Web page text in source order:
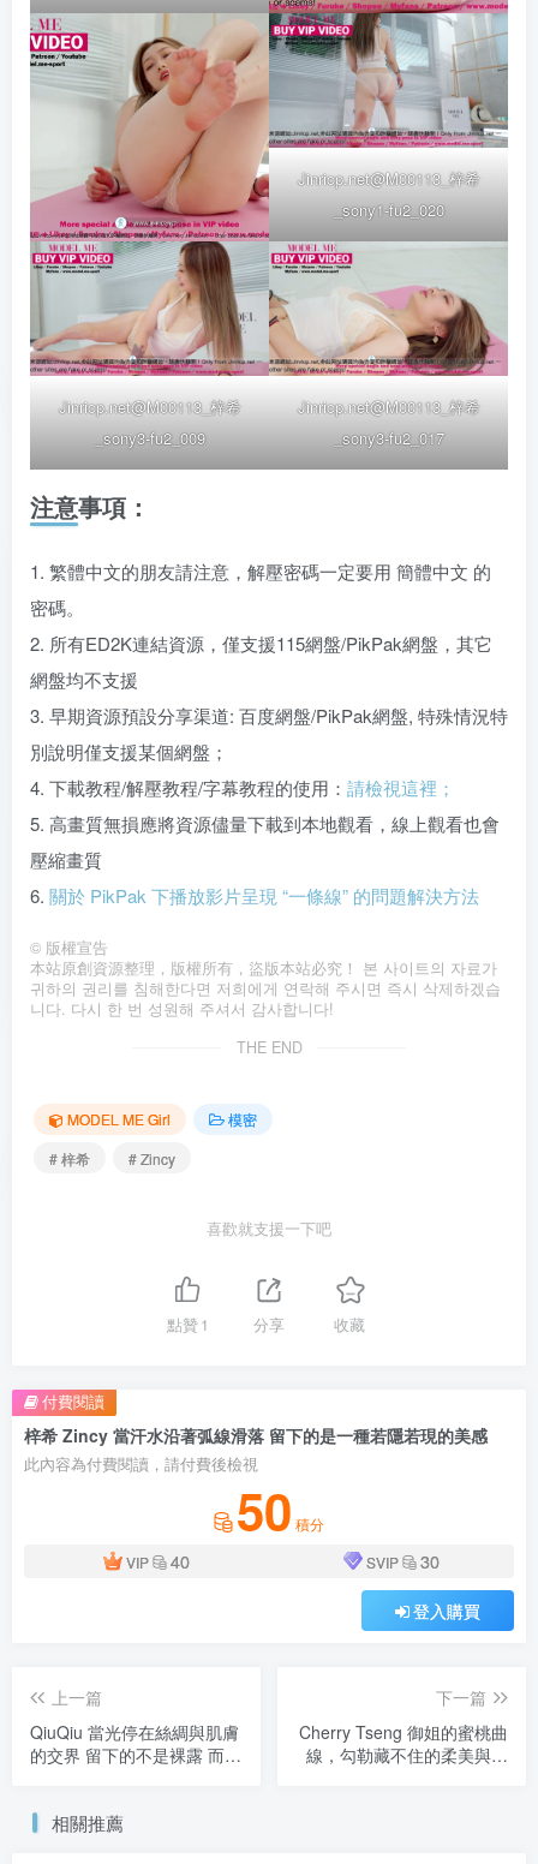
Jinricp.net@M00113_梓希
_sony1-fu2_020
Jinricp.net@M00113_梓希
_sony3-fu2_009
Jinricp.net@M00113_梓希
_sony3-fu2_017
注意事項：
1. 繁體中文的朋友請注意，解壓密碼一定要用 簡體中文 的
密碼。
2. 所有ED2K連結資源，僅支援115網盤/PikPak網盤，其它
網盤均不支援
3. 早期資源預設分享渠道: 百度網盤/PikPak網盤, 特殊情況特
別說明僅支援某個網盤；
4. 下載教程/解壓教程/字幕教程的使用： 請檢視這裡；
5. 高畫質無損應將資源儘量下載到本地觀看，線上觀看也會
壓縮畫質
6. 關於 PikPak 下播放影片呈現 “一條線” 的問題解決方法
© 版權宣告
本站原創資源整理，版權所有，盜版本站必究！ 본 사이트의 자료가
귀하의 권리를 침해한다면 저희에게 연락해 주시면 즉시 삭제하겠습
니다. 다시 한 번 성원해 주셔서 감사합니다!
THE END
MODEL ME Girl
模密
# 梓希
# Zincy
喜歡就支援一下吧
點贊1 分享 收藏
梓希 Zincy 當汗水沿著弧線滑落 留下的是一種若隱若現的美感
此內容為付費閱讀，請付費後檢視
50 積分
VIP
40 SVIP 30
登入購買
付費閱讀
上一篇
QiuQiu 當光停在絲綢與肌膚
的交界 留下的不是裸露 而
下一篇
Cherry Tseng 御姐的蜜桃曲
線，勾勒藏不住的柔美與力
相關推薦